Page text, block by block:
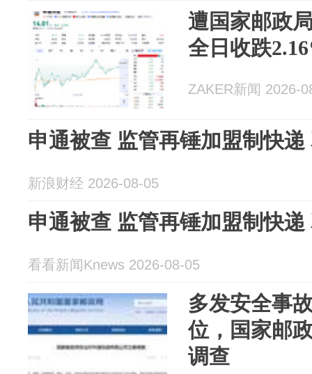
遭国家邮政
全日收跌
ZAKER新闻 2026-
申通被查 监管再锤加盟制快递
新浪财经 2026-08-05
申通被查 监管再锤加盟制快
看看新闻Knews 2026-08-05
多发安全事
位，国家邮
调查